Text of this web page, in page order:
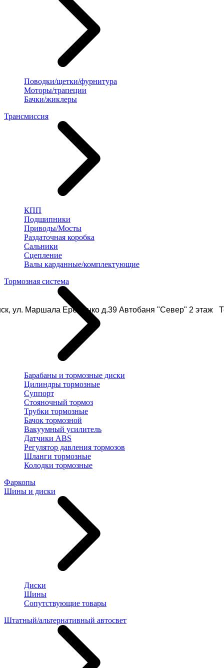
ул. Маршала Еременко д.39 Автобаня "Север" 2 этаж
Поводки/щетки/фурнитура
Моторы/трапеции
Бачки/жиклеры
Трансмиссия
КПП
Подшипники
Приводы/Мосты
Раздаточная коробка
Сальники
Сцепление
Валы карданные/комплектующие
Тормозная система
Барабаны и тормозные диски
Цилиндры тормозные
Суппорт
Стояночный тормоз
Трубки тормозные
Бачок тормозной
Вакуумный усилитель
Датчики ABS
Регулятор давления тормозов
Шланги тормозные
Колодки тормозные
Фаркопы
Шины и диски
Диски
Шины
Сопутствующие товары
Штатный/альтернативный автосвет